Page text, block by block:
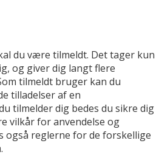
du være tilmeldt. Det tager kun
og giver dig langt flere
tilmeldt bruger kan du
tilladelser af en
tilmelder dig bedes du sikre dig
vilkår for anvendelse og
også reglerne for de forskellige